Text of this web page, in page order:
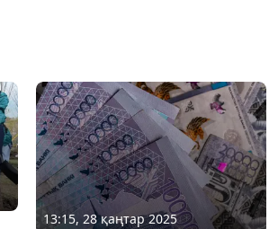
13:15, 28 қаңтар 2025